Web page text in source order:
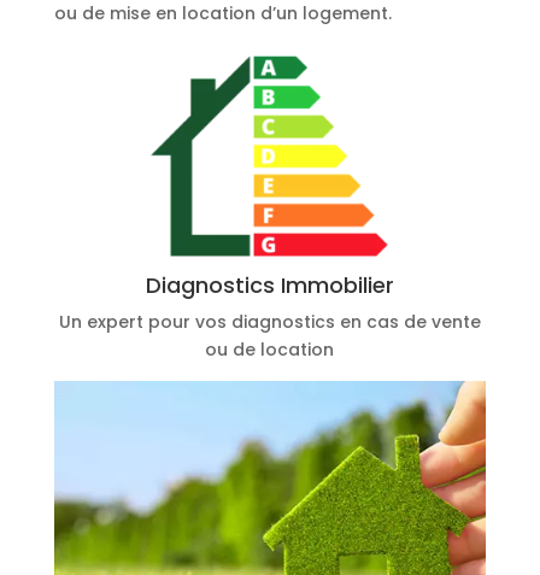
ou de mise en location d’un logement.
Diagnostics Immobilier
Un expert pour vos diagnostics en cas de vente
ou de location